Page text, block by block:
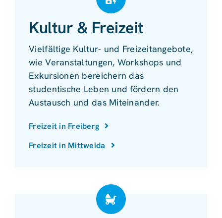
Kultur & Freizeit
Vielfältige Kultur- und Freizeitangebote,
wie Veranstaltungen, Workshops und
Exkursionen bereichern das
studentische Leben und fördern den
Austausch und das Miteinander.
Freizeit in Freiberg
Freizeit in Mittweida